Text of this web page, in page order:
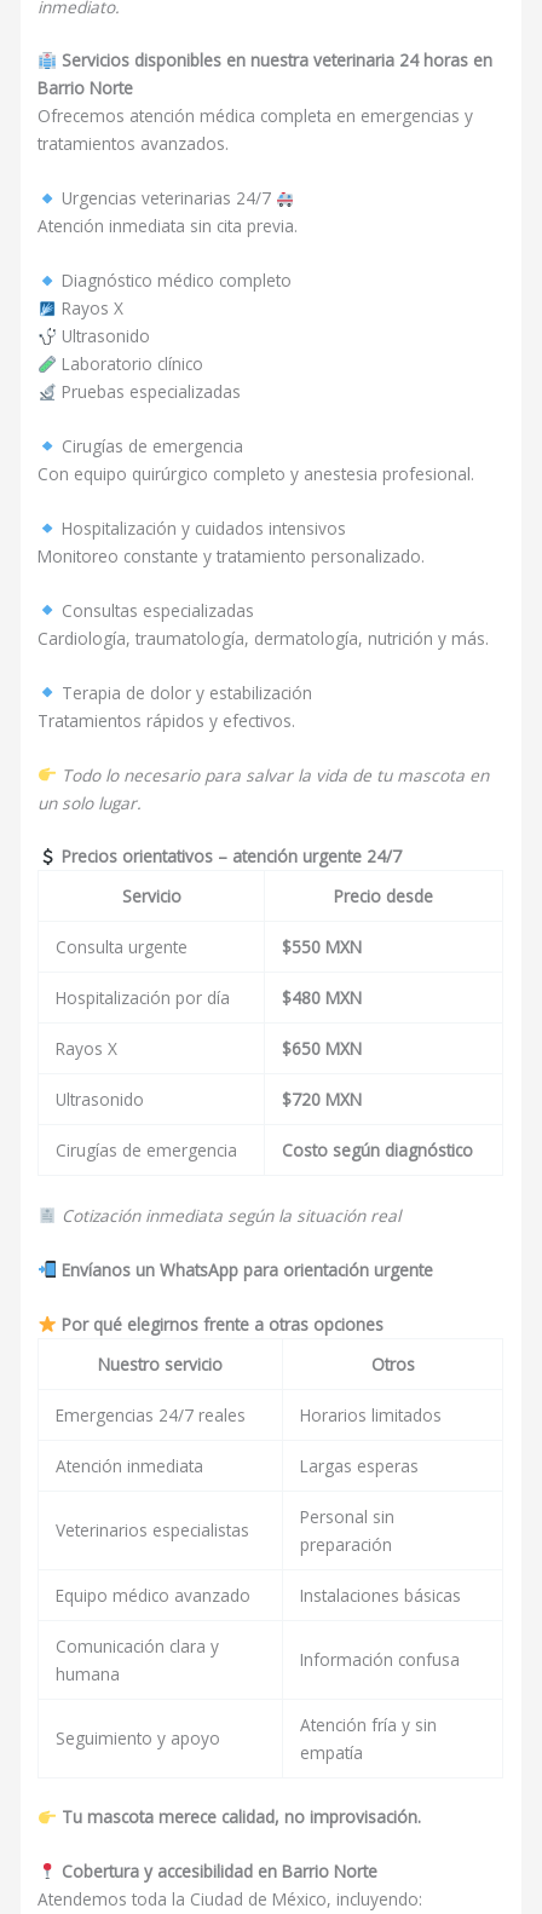
inmediato.
Servicios disponibles en nuestra veterinaria 24 horas en
Barrio Norte
Ofrecemos atención médica completa en emergencias y
tratamientos avanzados.
Urgencias veterinarias 24/7
Atención inmediata sin cita previa.
Diagnóstico médico completo
Rayos X
Ultrasonido
Laboratorio clínico
Pruebas especializadas
Cirugías de emergencia
Con equipo quirúrgico completo y anestesia profesional.
Hospitalización y cuidados intensivos
Monitoreo constante y tratamiento personalizado.
Consultas especializadas
Cardiología, traumatología, dermatología, nutrición y más.
Terapia de dolor y estabilización
Tratamientos rápidos y efectivos.
Todo lo necesario para salvar la vida de tu mascota en
un solo lugar.
Precios orientativos – atención urgente 24/7
Servicio
Precio desde
Consulta urgente $550 MXN
Hospitalización por día $480 MXN
Rayos X $650 MXN
Ultrasonido $720 MXN
Cirugías de emergencia Costo según diagnóstico
Cotización inmediata según la situación real
Envíanos un WhatsApp para orientación urgente
Por qué elegirnos frente a otras opciones
Nuestro servicio
Otros
Emergencias 24/7 reales Horarios limitados
Atención inmediata Largas esperas
Veterinarios especialistas
Personal sin
preparación
Equipo médico avanzado Instalaciones básicas
Comunicación clara y
humana
Información confusa
Seguimiento y apoyo
Atención fría y sin
empatía
Tu mascota merece calidad, no improvisación.
Cobertura y accesibilidad en Barrio Norte
Atendemos toda la Ciudad de México, incluyendo: